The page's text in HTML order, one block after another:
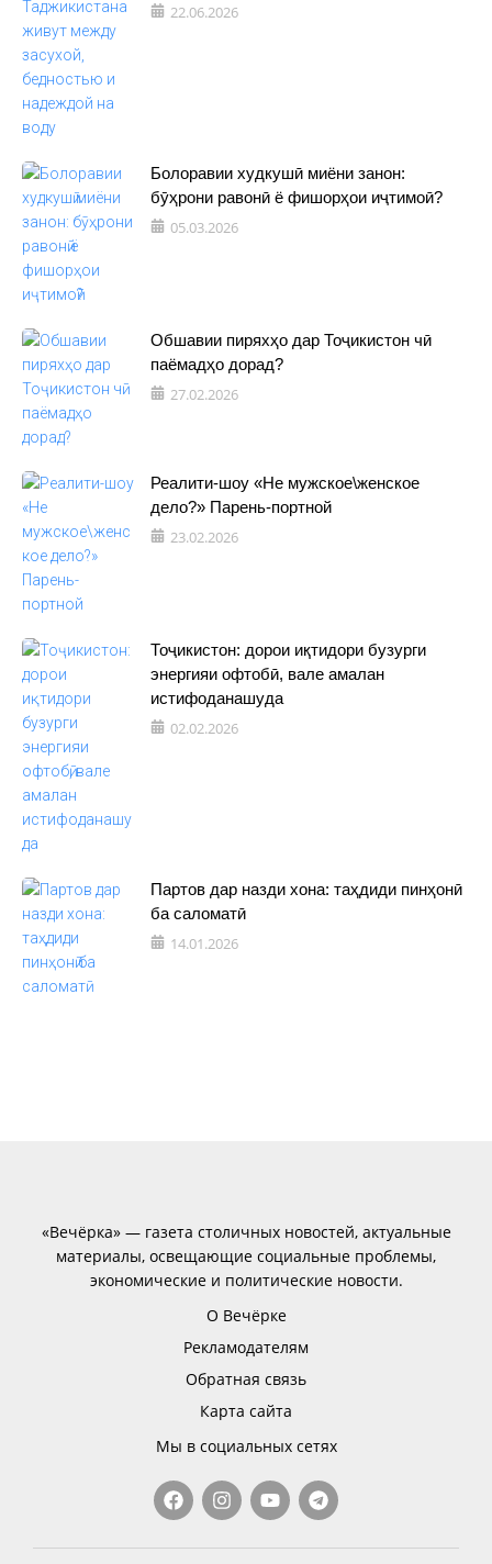
22.06.2026
Болоравии худкушӣ миёни занон:
бӯҳрони равонӣ ё фишорҳои иҷтимоӣ?
05.03.2026
Обшавии пиряхҳо дар Тоҷикистон чӣ
паёмадҳо дорад?
27.02.2026
Реалити-шоу «Не мужское\женское
дело?» Парень-портной
23.02.2026
Тоҷикистон: дорои иқтидори бузурги
энергияи офтобӣ, вале амалан
истифоданашуда
02.02.2026
Партов дар назди хона: таҳдиди пинҳонӣ
ба саломатӣ
14.01.2026
«Вечёрка» — газета столичных новостей, актуальные
материалы, освещающие социальные проблемы,
экономические и политические новости.
О Вечёрке
Рекламодателям
Обратная связь
Карта сайта
Мы в социальных сетях